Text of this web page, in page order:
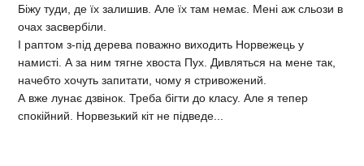
Біжу туди, де їх залишив. Але їх там немає. Мені аж сльози в
очах засвербіли.
І раптом з-під дерева поважно виходить Норвежець у
намисті. А за ним тягне хвоста Пух. Дивляться на мене так,
начебто хочуть запитати, чому я стривожений.
А вже лунає дзвінок. Треба бігти до класу. Але я тепер
спокійний. Норвезький кіт не підведе...